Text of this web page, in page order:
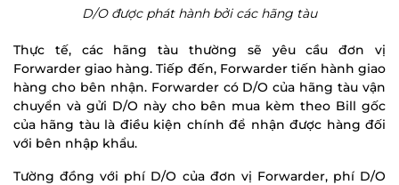
D/O được phát hành bởi các hãng tàu
Thực tế, các hãng tàu thường sẽ yêu cầu đơn vị
Forwarder giao hàng. Tiếp đến, Forwarder tiến hành giao
hàng cho bên nhận. Forwarder có D/O của hãng tàu vận
chuyển và gửi D/O này cho bên mua kèm theo Bill gốc
của hãng tàu là điều kiện chính để nhận được hàng đối
với bên nhập khẩu.
Tường đồng với phí D/O của đơn vị Forwarder, phí D/O